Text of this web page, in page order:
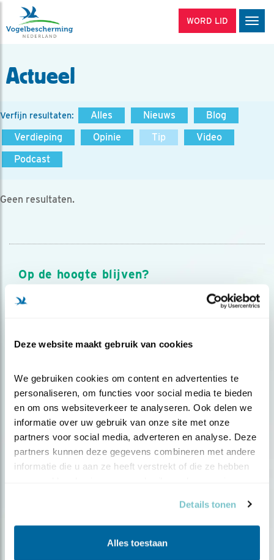
Deze website maakt gebruik van cookies
We gebruiken cookies om content en advertenties te
personaliseren, om functies voor social media te bieden
en om ons websiteverkeer te analyseren. Ook delen we
informatie over uw gebruik van onze site met onze
partners voor social media, adverteren en analyse. Deze
partners kunnen deze gegevens combineren met andere
informatie die u aan ze heeft verstrekt of die ze hebben
Details tonen
Alles toestaan
WORD LID
Actueel
Verfijn resultaten: Alles Nieuws
Blog
Verdieping
Opinie Tip
Video
Podcast
Geen resultaten.
Op de hoogte blijven?
Meld je aan en ontvang nieuws, inspiratie, acties en tips
over vogels en activiteiten van Vogelbescherming.